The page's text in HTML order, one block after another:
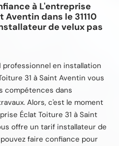
à L'entreprise
Aventin dans le 31110
de velux pas
professionnel en installation
31 à Saint Aventin vous
compétences dans
Alors, c'est le moment
Éclat Toiture 31 à Saint
offre un tarif installateur de
faire confiance pour